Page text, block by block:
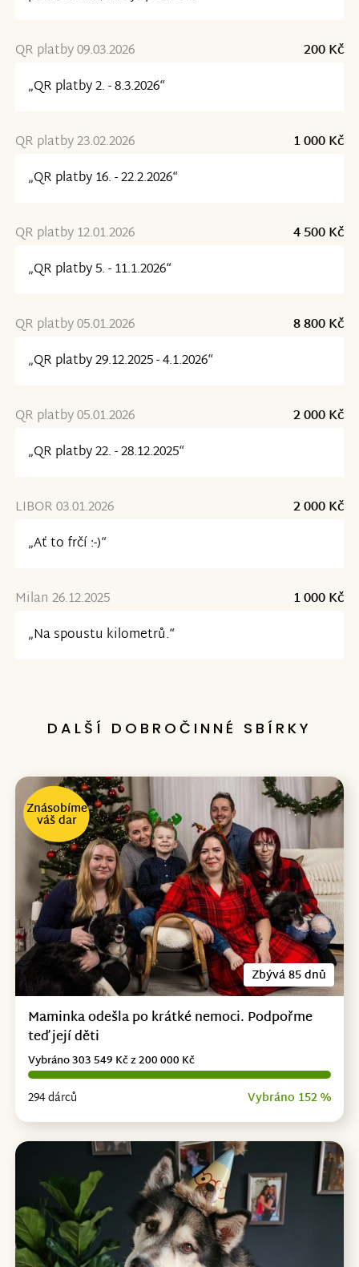
QR platby 09.03.2026
200 Kč
„QR platby 2. - 8.3.2026“
QR platby 23.02.2026
1 000 Kč
„QR platby 16. - 22.2.2026“
QR platby 12.01.2026
4 500 Kč
„QR platby 5. - 11.1.2026“
QR platby 05.01.2026
8 800 Kč
„QR platby 29.12.2025 - 4.1.2026“
QR platby 05.01.2026
2 000 Kč
„QR platby 22. - 28.12.2025“
LIBOR 03.01.2026
2 000 Kč
„Ať to frčí :-)“
Milan 26.12.2025
1 000 Kč
„Na spoustu kilometrů.“
DALŠÍ DOBROČINNÉ SBÍRKY
Zbývá 85 dnů
Znásobíme
váš dar
Maminka odešla po krátké nemoci. Podpořme
teď její děti
294 dárců Vybráno 152 %
Vybráno 303 549 Kč z 200 000 Kč